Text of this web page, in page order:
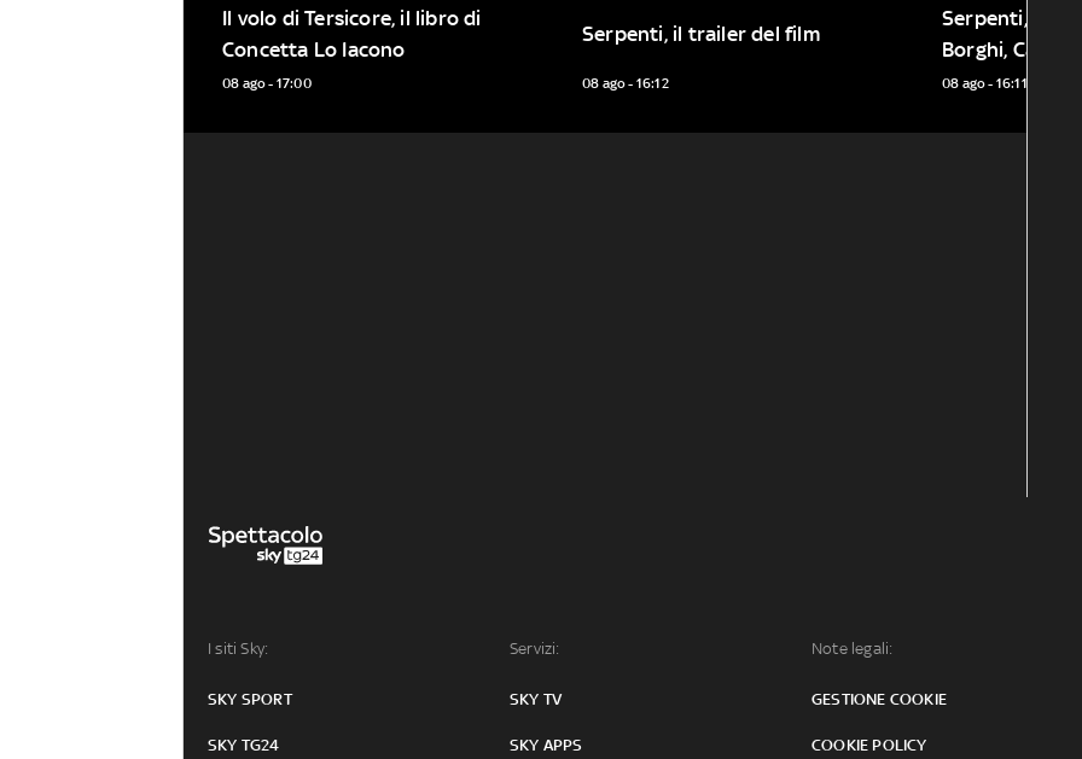
Il volo di Tersicore, il libro di
Concetta Lo Iacono
08 ago - 17:00
Serpenti, il trailer del film
08 ago - 16:12
Serpenti, il
Borghi,
08 ago - 16:11
I siti Sky:
SKY SPORT
SKY TG24
Servizi:
SKY TV
SKY APPS
Note legali:
GESTIONE COOKIE
COOKIE POLICY